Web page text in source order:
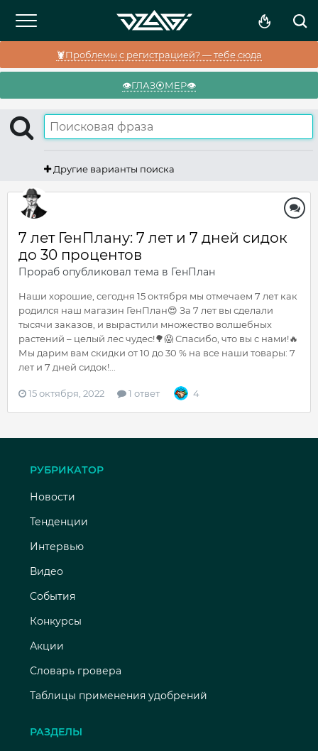
🦞Проблемы с регистрацией? — тебе сюда
👁️ГЛАЗ⦿МЕР👁️
Другие варианты поиска
7 лет ГенПлану: 7 лет и 7 дней сидок
до 30 процентов
Прораб опубликовал тема в ГенПлан
Наши хорошие, сегодня 15 октября мы отмечаем 7 лет как
родился наш магазин ГенПлан😍 За 7 лет вы сделали
тысячи заказов, и вырастили множество волшебных
растений – целый лес чудес!🌳😱 Спасибо, что вы с нами!🔥
Мы дарим вам скидки от 10 до 30 % на все наши товары: 7
лет и 7 дней сидок!...
15 октября, 2022 1 ответ 4
РУБРИКАТОР
Новости
Тенденции
Интервью
Видео
События
Конкурсы
Акции
Словарь гровера
Таблицы применения удобрений
РАЗДЕЛЫ